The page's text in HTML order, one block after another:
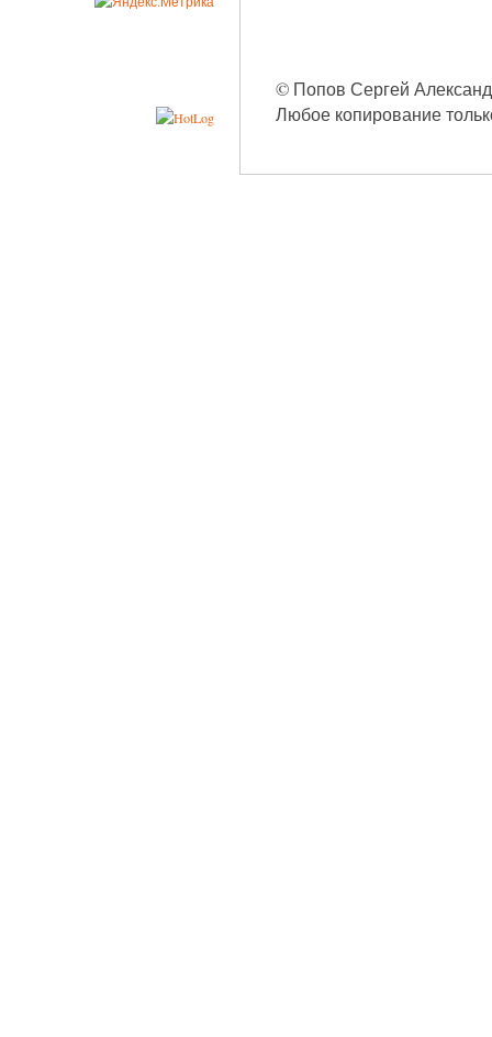
© Попов Сергей
Любое копирование